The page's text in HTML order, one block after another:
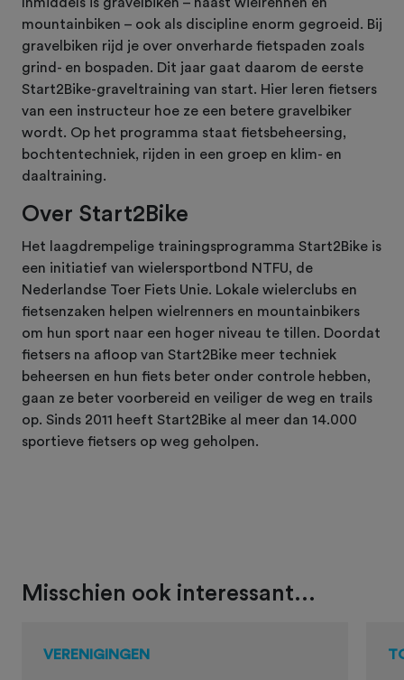
mountainbiken – ook als discipline enorm gegroeid. Bij
gravelbiken rijd je over onverharde fietspaden zoals
grind- en bospaden. Dit jaar gaat daarom de eerste
Start2Bike-graveltraining van start. Hier leren fietsers
van een instructeur hoe ze een betere gravelbiker
wordt. Op het programma staat fietsbeheersing,
bochtentechniek, rijden in een groep en klim- en
daaltraining.
Over Start2Bike
Het laagdrempelige trainingsprogramma Start2Bike is
een initiatief van wielersportbond NTFU, de
Nederlandse Toer Fiets Unie. Lokale wielerclubs en
fietsenzaken helpen wielrenners en mountainbikers
om hun sport naar een hoger niveau te tillen. Doordat
fietsers na afloop van Start2Bike meer techniek
beheersen en hun fiets beter onder controle hebben,
gaan ze beter voorbereid en veiliger de weg en trails
op. Sinds 2011 heeft Start2Bike al meer dan 14.000
sportieve fietsers op weg geholpen.
Misschien ook interessant...
VERENIGINGEN